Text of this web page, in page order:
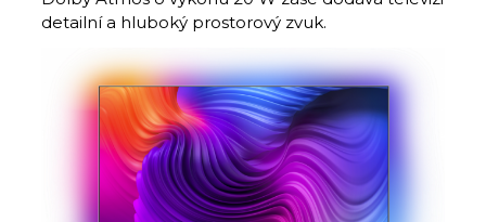
detailní a hluboký prostorový zvuk.